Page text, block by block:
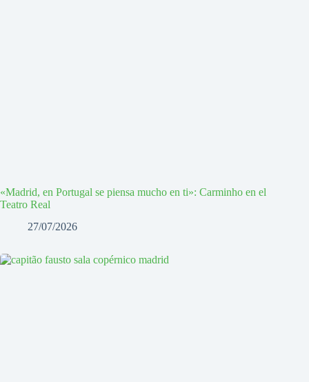
«Madrid, en Portugal se piensa mucho en ti»: Carminho en el
Teatro Real
27/07/2026